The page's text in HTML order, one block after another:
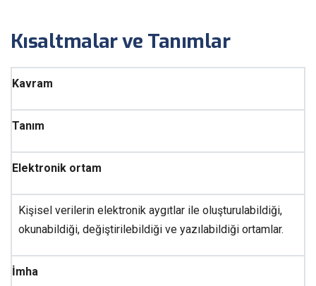
Kısaltmalar ve Tanımlar
Kavram
Tanım
Elektronik ortam
Kişisel verilerin elektronik aygıtlar ile oluşturulabildiği,
okunabildiği, değiştirilebildiği ve yazılabildiği ortamlar.
İmha